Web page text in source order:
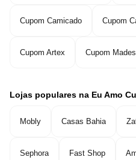
Cupom Camicado Cupom
Cupom Artex Cupom
Lojas populares na Eu Amo
Mobly Casas Bahia
Sephora Fast Shop